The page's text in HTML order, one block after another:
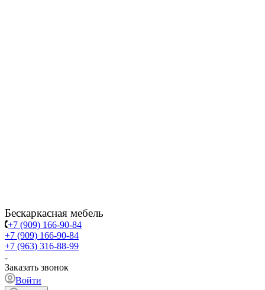
Бескаркасная мебель
+7 (909) 166-90-84
+7 (909) 166-90-84
+7 (963) 316-88-99
Заказать звонок
Войти